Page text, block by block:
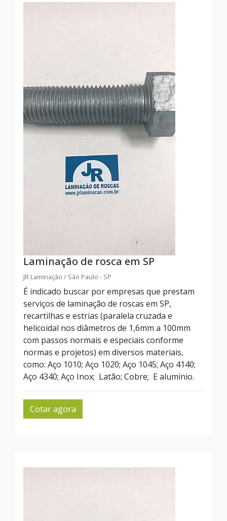
Laminação de rosca em SP
JR Laminação / São Paulo - SP
É indicado buscar por empresas que prestam
serviços de laminação de roscas em SP,
recartilhas e estrias (paralela cruzada e
helicoidal nos diâmetros de 1,6mm a 100mm
com passos normais e especiais conforme
normas e projetos) em diversos materiais,
como: Aço 1010; Aço 1020; Aço 1045; Aço 4140;
Aço 4340; Aço Inox; Latão; Cobre; E alumínio.
Cotar agora